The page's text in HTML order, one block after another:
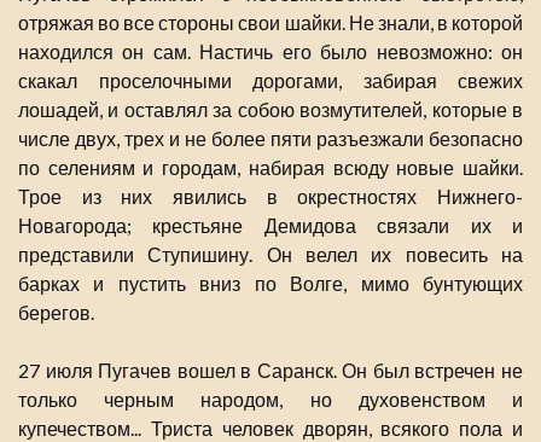
отряжая во все стороны свои шайки. Не знали, в которой
находился он сам. Настичь его было невозможно: он
скакал проселочными дорогами, забирая свежих
лошадей, и оставлял за собою возмутителей, которые в
числе двух, трех и не более пяти разъезжали безопасно
по селениям и городам, набирая всюду новые шайки.
Трое из них явились в окрестностях Нижнего-
Новагорода; крестьяне Демидова связали их и
представили Ступишину. Он велел их повесить на
барках и пустить вниз по Волге, мимо бунтующих
берегов.
27 июля Пугачев вошел в Саранск. Он был встречен не
только черным народом, но духовенством и
купечеством... Триста человек дворян, всякого пола и